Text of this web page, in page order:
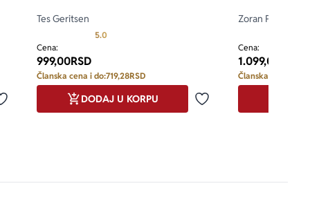
Dodaj u omiljene
Tes Geritsen
5.0
Cena:
999,00RSD
Članska cena i do:719,28RSD
Dodaj u omiljene
DODAJ U KORPU
Zoran Petrović
Cena:
1.099,00
Članska cena i do: